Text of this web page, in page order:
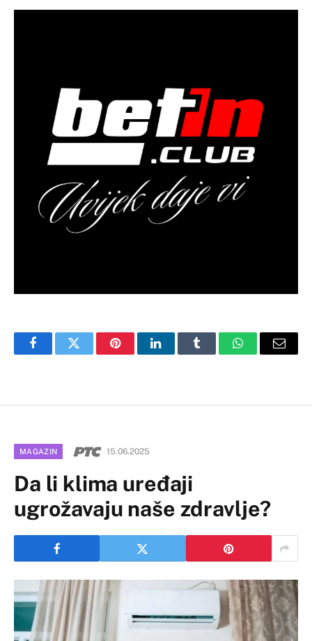
FacebookTwitter PinterestLinkedInTumblr WhatsAppEmail
MAGAZIN 15.06.2025
Da li klima uređaji
ugrožavaju naše zdravlje?